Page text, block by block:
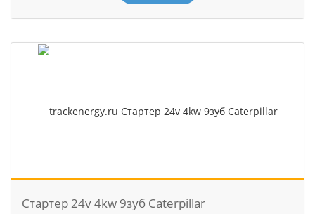
Стартер 24v 4kw 9зуб Caterpillar